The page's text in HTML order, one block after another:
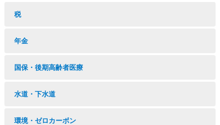
税
年金
国保・後期高齢者医療
水道・下水道
環境・ゼロカーボン